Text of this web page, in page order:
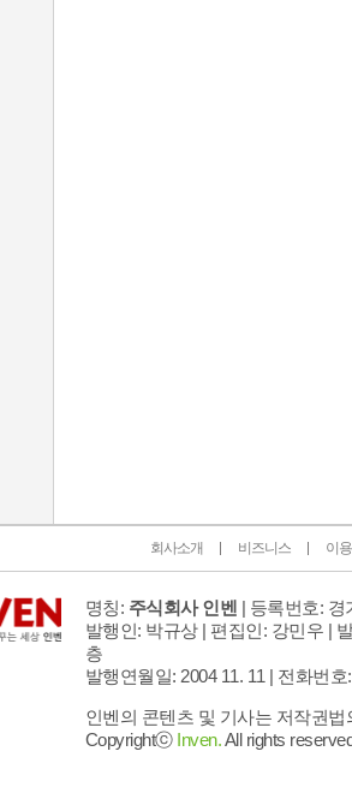
회사소개 비즈니스 이
명칭: 주식회사 인벤 | 등록번호: 경
발행인: 박규상 | 편집인: 강민우 |
층
발행연월일: 2004 11. 11 | 전화번호
인벤의 콘텐츠 및 기사는 저작권
Copyrightⓒ Inven.All rights